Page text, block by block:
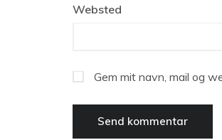
Websted
Gem mit navn, mail og